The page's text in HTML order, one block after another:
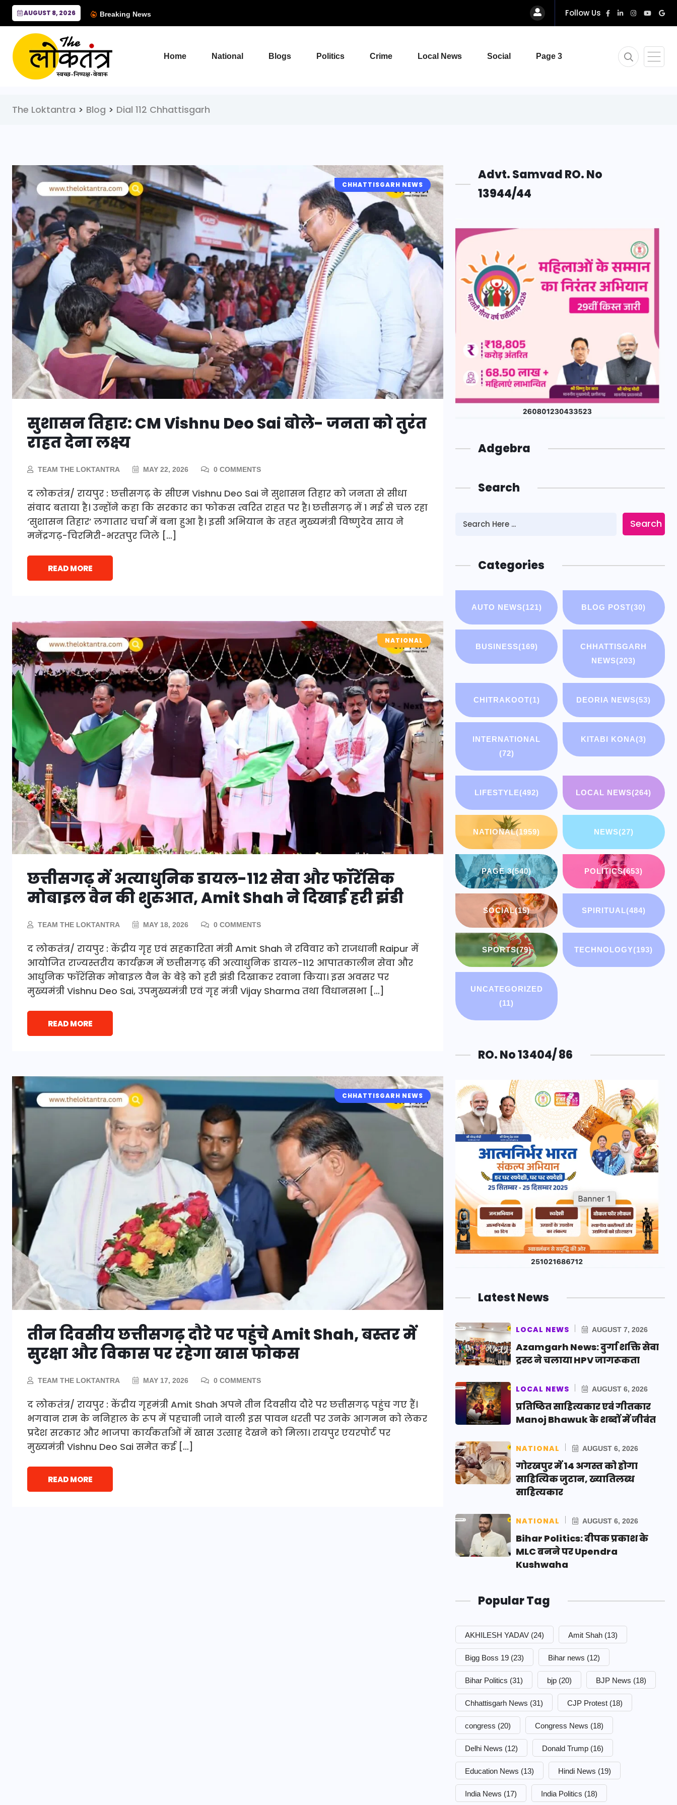
AUGUST 8, 2026 Breaking News Follow Us
Home National Blogs Politics Crime Local News Social Page 3
The Loktantra > Blog > Dial 112 Chhattisgarh
CHHATTISGARH NEWS
सुशासन तिहार: CM Vishnu Deo Sai बोले- जनता को तुरंत
राहत देना लक्ष्य
TEAM THE LOKTANTRA MAY 22, 2026 0 COMMENTS
द लोकतंत्र/ रायपुर : छत्तीसगढ़ के सीएम Vishnu Deo Sai ने सुशासन तिहार को जनता से सीधा
संवाद बताया है। उन्होंने कहा कि सरकार का फोकस त्वरित राहत पर है। छत्तीसगढ़ में 1 मई से चल रहा
‘सुशासन तिहार’ लगातार चर्चा में बना हुआ है। इसी अभियान के तहत मुख्यमंत्री विष्णुदेव साय ने
मनेंद्रगढ़-चिरमिरी-भरतपुर जिले […]
READ MORE
NATIONAL
छत्तीसगढ़ में अत्याधुनिक डायल-112 सेवा और फॉरेंसिक
मोबाइल वैन की शुरुआत, Amit Shah ने दिखाई हरी झंडी
TEAM THE LOKTANTRA MAY 18, 2026 0 COMMENTS
द लोकतंत्र/ रायपुर : केंद्रीय गृह एवं सहकारिता मंत्री Amit Shah ने रविवार को राजधानी Raipur में
आयोजित राज्यस्तरीय कार्यक्रम में छत्तीसगढ़ की अत्याधुनिक डायल-112 आपातकालीन सेवा और
आधुनिक फॉरेंसिक मोबाइल वैन के बेड़े को हरी झंडी दिखाकर रवाना किया। इस अवसर पर
मुख्यमंत्री Vishnu Deo Sai, उपमुख्यमंत्री एवं गृह मंत्री Vijay Sharma तथा विधानसभा […]
READ MORE
CHHATTISGARH NEWS
तीन दिवसीय छत्तीसगढ़ दौरे पर पहुंचे Amit Shah, बस्तर में
सुरक्षा और विकास पर रहेगा खास फोकस
TEAM THE LOKTANTRA MAY 17, 2026 0 COMMENTS
द लोकतंत्र/ रायपुर : केंद्रीय गृहमंत्री Amit Shah अपने तीन दिवसीय दौरे पर छत्तीसगढ़ पहुंच गए हैं।
भगवान राम के ननिहाल के रूप में पहचानी जाने वाली इस पावन धरती पर उनके आगमन को लेकर
प्रदेश सरकार और भाजपा कार्यकर्ताओं में खास उत्साह देखने को मिला। रायपुर एयरपोर्ट पर
मुख्यमंत्री Vishnu Deo Sai समेत कई […]
READ MORE
Advt. Samvad RO. No
13944/44
Adgebra
Search
Search
Categories
AUTO NEWS(121) BLOG POST(30)
BUSINESS(169)
CHHATTISGARH
NEWS(203)
CHITRAKOOT(1) DEORIA NEWS(53)
INTERNATIONAL
(72)
KITABI KONA(3)
LIFESTYLE(492) LOCAL NEWS(264)
NATIONAL(1959) NEWS(27)
PAGE 3(540) POLITICS(653)
SOCIAL(15) SPIRITUAL(484)
SPORTS(79) TECHNOLOGY(193)
UNCATEGORIZED
(11)
RO. No 13404/ 86
Latest News
LOCAL NEWS AUGUST 7, 2026
Azamgarh News: दुर्गा शक्ति सेवा
ट्रस्ट ने चलाया HPV जागरूकता
LOCAL NEWS AUGUST 6, 2026
प्रतिष्ठित साहित्यकार एवं गीतकार
Manoj Bhawuk के शब्दों में जीवंत
NATIONAL AUGUST 6, 2026
गोरखपुर में 14 अगस्त को होगा
साहित्यिक जुटान, ख्यातिलब्ध
साहित्यकार
NATIONAL AUGUST 6, 2026
Bihar Politics: दीपक प्रकाश के
MLC बनने पर Upendra
Kushwaha
Popular Tag
AKHILESH YADAV (24) Amit Shah (13)
Bigg Boss 19 (23) Bihar news (12)
Bihar Politics (31) bjp (20) BJP News (18)
Chhattisgarh News (31) CJP Protest (18)
congress (20) Congress News (18)
Delhi News (12) Donald Trump (16)
Education News (13) Hindi News (19)
India News (17) India Politics (18)